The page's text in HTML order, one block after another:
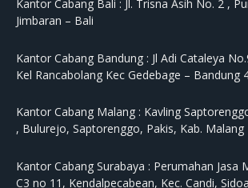
Kantor Cabang Bali : Jl. Trisna Asih No. 2 ,
Jimbaran – Bali
Kantor Cabang Bandung : Jl Adi Cataleya
Kel Rancabolang Kec Gedebage – Bandung
Kantor Cabang Malang : Kavling
, Bulurejo, Saptorenggo, Pakis, Kab. Malang
Kantor Cabang Surabaya : Perumahan Jasa
C3 no 11, Kendalpecabean, Kec. Candi,